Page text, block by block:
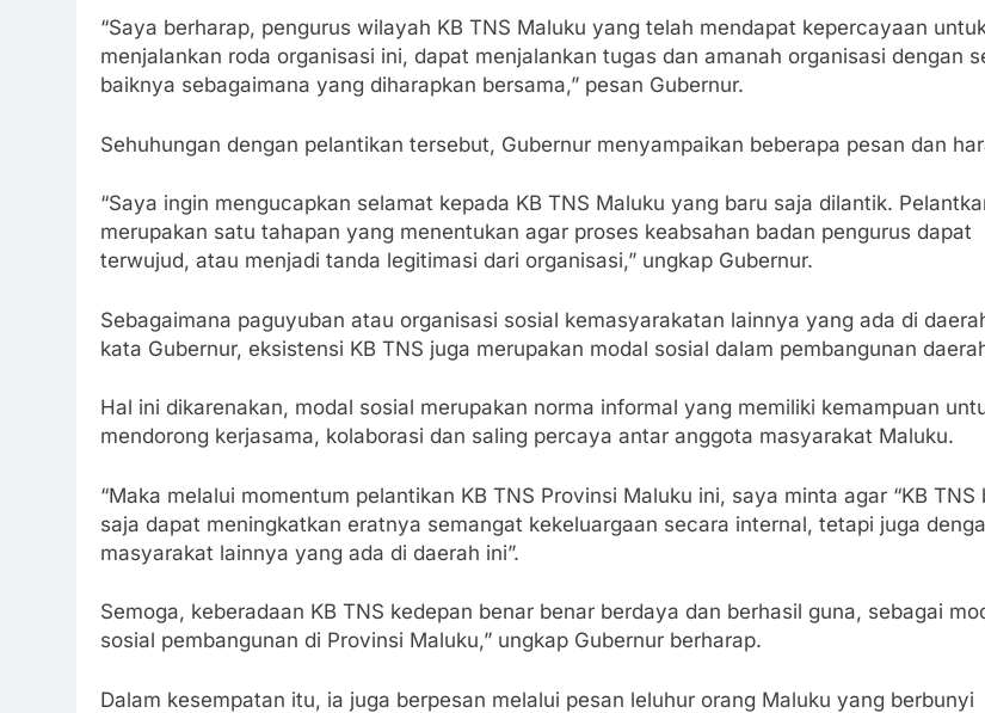
“Saya berharap, pengurus wilayah KB TNS Maluku yang telah mendapat kepercayaan
menjalankan roda organisasi ini, dapat menjalankan tugas dan amanah organisasi dengan
baiknya sebagaimana yang diharapkan bersama,” pesan Gubernur.
Sehuhungan dengan pelantikan tersebut, Gubernur menyampaikan beberapa pesan dan
“Saya ingin mengucapkan selamat kepada KB TNS Maluku yang baru saja dilantik.
merupakan satu tahapan yang menentukan agar proses keabsahan badan pengurus dapat
terwujud, atau menjadi tanda legitimasi dari organisasi,” ungkap Gubernur.
Sebagaimana paguyuban atau organisasi sosial kemasyarakatan lainnya yang ada di
kata Gubernur, eksistensi KB TNS juga merupakan modal sosial dalam pembangunan
Hal ini dikarenakan, modal sosial merupakan norma informal yang memiliki kemampuan
mendorong kerjasama, kolaborasi dan saling percaya antar anggota masyarakat Maluku.
“Maka melalui momentum pelantikan KB TNS Provinsi Maluku ini, saya minta agar “KB TNS
saja dapat meningkatkan eratnya semangat kekeluargaan secara internal, tetapi juga
masyarakat lainnya yang ada di daerah ini”.
Semoga, keberadaan KB TNS kedepan benar benar berdaya dan berhasil guna, sebagai
sosial pembangunan di Provinsi Maluku,” ungkap Gubernur berharap.
Dalam kesempatan itu, ia juga berpesan melalui pesan leluhur orang Maluku yang berbunyi